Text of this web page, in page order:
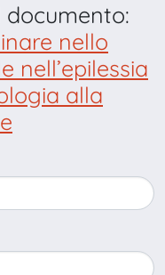
documento:
nello
nell’epilessia
alla